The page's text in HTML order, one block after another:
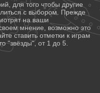
для того чтобы другие
с выбором. Прежде
на ваши
мнение, возможно это
ставить отметки к играм
"звёзды", от 1 до 5.